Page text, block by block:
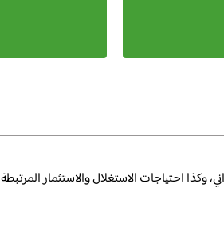
احتياجات الاستغلال والاستثمار